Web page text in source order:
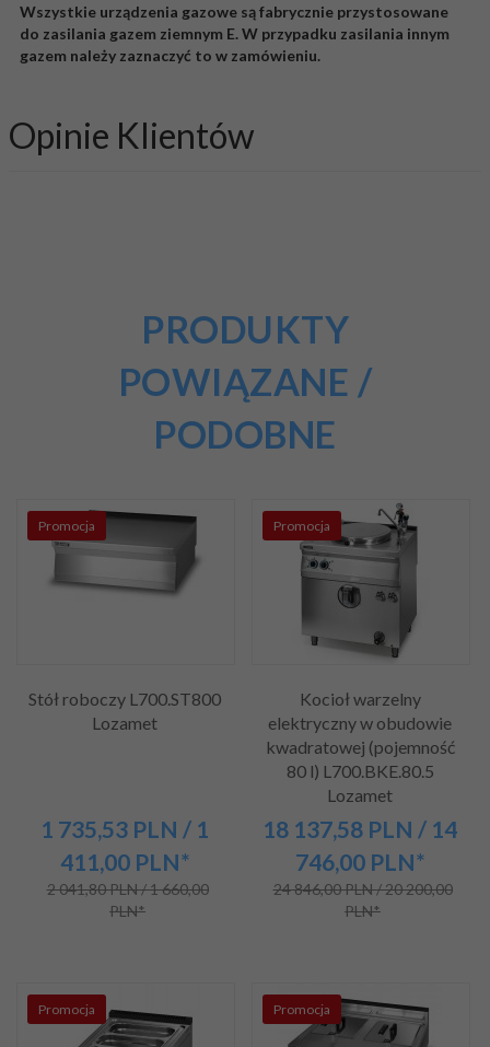
Wszystkie urządzenia gazowe są fabrycznie przystosowane
do zasilania gazem ziemnym E. W przypadku zasilania innym
gazem należy zaznaczyć to w zamówieniu.
Opinie Klientów
PRODUKTY
POWIĄZANE /
PODOBNE
Promocja
Stół roboczy L700.ST800
Lozamet
1 735,53 PLN / 1
411,00 PLN*
2 041,80 PLN / 1 660,00
PLN*
Promocja
Kocioł warzelny
elektryczny w obudowie
kwadratowej (pojemność
80 l) L700.BKE.80.5
Lozamet
18 137,58 PLN / 14
746,00 PLN*
24 846,00 PLN / 20 200,00
PLN*
Promocja Promocja